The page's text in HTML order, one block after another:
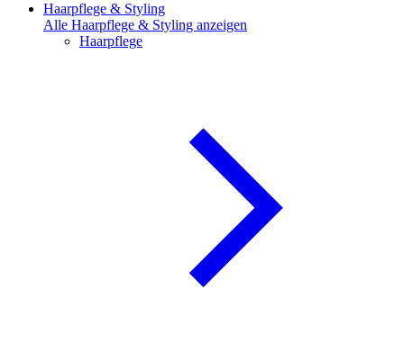
Haarpflege & Styling
Alle Haarpflege & Styling anzeigen
Haarpflege